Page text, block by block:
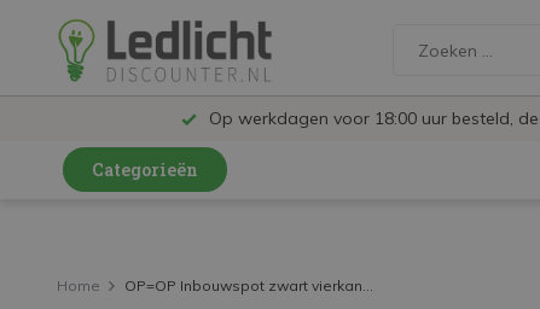
Op werkdagen voor 18:00 uur besteld,
Categorieën
LED Railspots
Home OP=OP Inbouwspot zwart vierkan...